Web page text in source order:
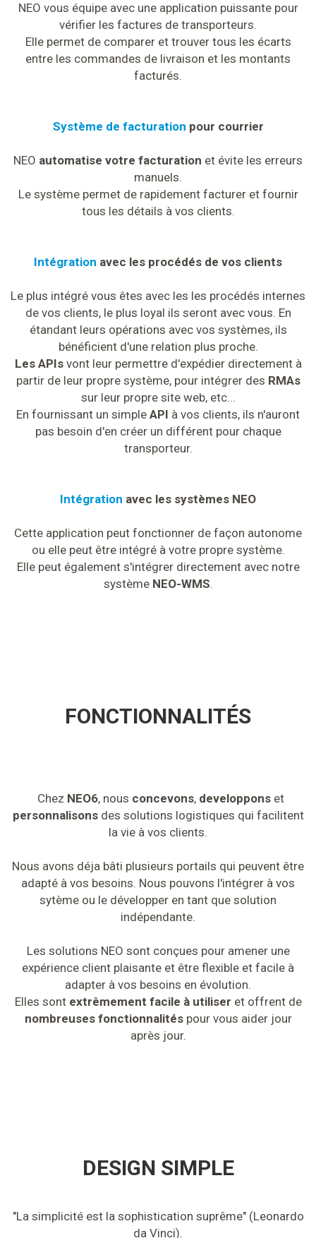
NEO vous équipe avec une application puissante pour
vérifier les factures de transporteurs.
Elle permet de comparer et trouver tous les écarts
entre les commandes de livraison et les montants
facturés.
Système de facturation pour courrier
NEO automatise votre facturation et évite les erreurs
manuels.
Le système permet de rapidement facturer et fournir
tous les détails à vos clients.
Intégration avec les procédés de vos clients
Le plus intégré vous êtes avec les les procédés internes
de vos clients, le plus loyal ils seront avec vous. En
étandant leurs opérations avec vos systèmes, ils
bénéficient d'une relation plus proche.
Les APIsvont leur permettre d'expédier directement à
partir de leur propre système, pour intégrer des RMAs
sur leur propre site web, etc...
En fournissant un simple API à vos clients, ils n'auront
pas besoin d'en créer un différent pour chaque
transporteur.
Intégration avec les systèmes NEO
Cette application peut fonctionner de façon autonome
ou elle peut être intégré à votre propre système.
Elle peut également s'intégrer directement avec notre
système NEO-WMS.
FONCTIONNALITÉS
Chez NEO6, nous concevons, developpons et
personnalisonsdes solutions logistiques qui facilitent
la vie à vos clients.
Nous avons déja bâti plusieurs portails qui peuvent être
adapté à vos besoins. Nous pouvons l'intégrer à vos
sytème ou le développer en tant que solution
indépendante.
Les solutions NEO sont conçues pour amener une
expérience client plaisante et être flexible et facile à
adapter à vos besoins en évolution.
Elles sont extrêmement facile à utiliser et offrent de
nombreuses fonctionnalitéspour vous aider jour
après jour.
DESIGN SIMPLE
"La simplicité est la sophistication suprême" (Leonardo
da Vinci).